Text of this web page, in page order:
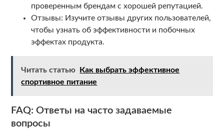
проверенным брендам с хорошей репутацией.
Отзывы: Изучите отзывы других пользователей,
чтобы узнать об эффективности и побочных
эффектах продукта.
Читать статью
Как выбрать эффективное
спортивное питание
FAQ: Ответы на часто задаваемые
вопросы